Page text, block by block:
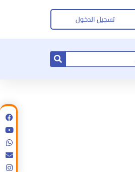
تسجيل الدخول